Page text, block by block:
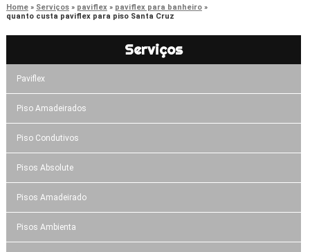
Home Serviços paviflex
paviflex para banheiro
quanto custa paviflex para piso Santa Cruz
Serviços
Paviflex
Piso Amadeirados
Piso Condutivos
Pisos Absolute
Pisos Amadeirado
Pisos Ambienta